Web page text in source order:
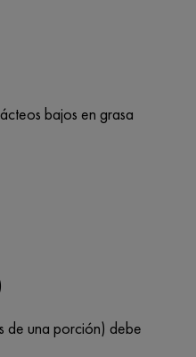
bajos en grasa
de una porción) debe